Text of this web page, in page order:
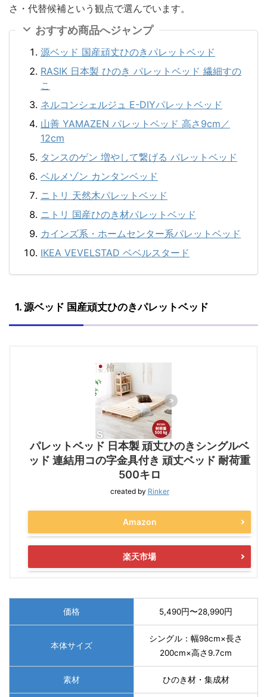
さ・代替候補という観点で選んでいます。
おすすめ商品へジャンプ
源ベッド 国産頑丈ひのきパレットベッド
RASIK 日本製 ひのき パレットベッド 繊細すの
こ
ネルコンシェルジュ E-DIYパレットベッド
山善 YAMAZEN パレットベッド 高さ9cm／
12cm
タンスのゲン 増やして繋げる パレットベッド
ベルメゾン カンタンベッド
ニトリ 天然木パレットベッド
ニトリ 国産ひのき材パレットベッド
カインズ系・ホームセンター系パレットベッド
IKEA VEVELSTAD ベベルスタード
1. 源ベッド 国産頑丈ひのきパレットベッド
パレットベッド 日本製 頑丈ひのきシングルベ
ッド 連結用コの字金具付き 頑丈ベッド 耐荷重
500キロ
created by Rinker
Amazon
楽天市場
価格 5,490円〜28,990円
本体サイズ
シングル：幅98cm×長さ
200cm×高さ9.7cm
素材 ひのき材・集成材